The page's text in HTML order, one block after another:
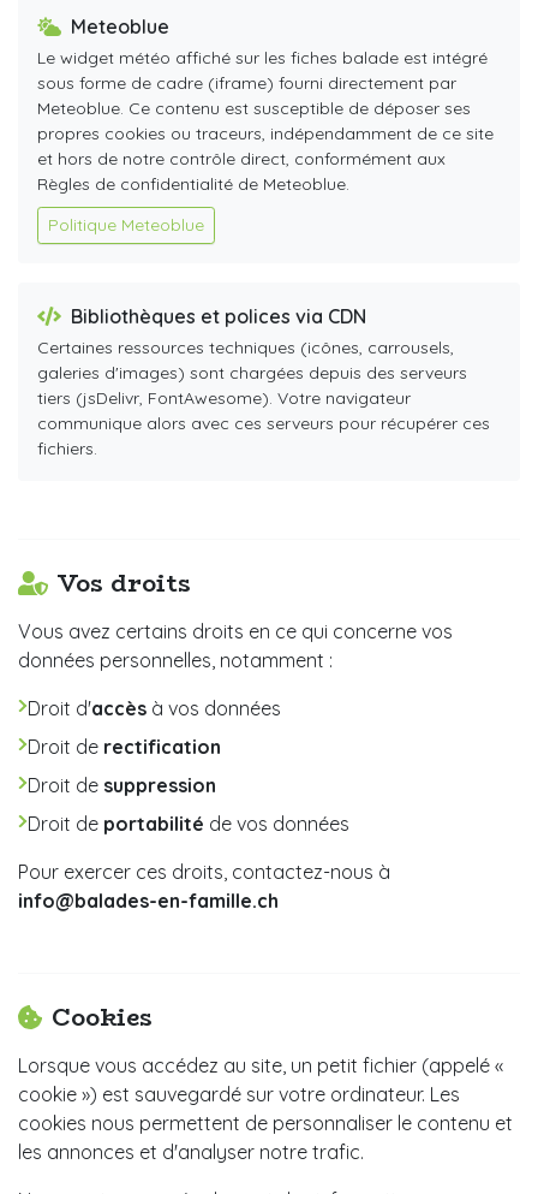
Meteoblue
Le widget météo affiché sur les fiches balade est intégré
sous forme de cadre (iframe) fourni directement par
Meteoblue. Ce contenu est susceptible de déposer ses
propres cookies ou traceurs, indépendamment de ce site
et hors de notre contrôle direct, conformément aux
Règles de confidentialité de Meteoblue.
Politique Meteoblue
Bibliothèques et polices via CDN
Certaines ressources techniques (icônes, carrousels,
galeries d'images) sont chargées depuis des serveurs
tiers (jsDelivr, FontAwesome). Votre navigateur
communique alors avec ces serveurs pour récupérer ces
fichiers.
Vos droits
Vous avez certains droits en ce qui concerne vos
données personnelles, notamment :
Droit d'accèsà vos données
Droit de rectification
Droit de suppression
Droit de portabilité de vos données
Pour exercer ces droits, contactez-nous à
info@balades-en-famille.ch
Cookies
Lorsque vous accédez au site, un petit fichier (appelé «
cookie ») est sauvegardé sur votre ordinateur. Les
cookies nous permettent de personnaliser le contenu et
les annonces et d'analyser notre trafic.